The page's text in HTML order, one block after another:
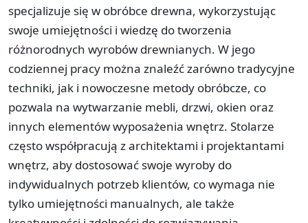
specjalizuje się w obróbce drewna, wykorzystując
swoje umiejętności i wiedzę do tworzenia
różnorodnych wyrobów drewnianych. W jego
codziennej pracy można znaleźć zarówno tradycyjne
techniki, jak i nowoczesne metody obróbcze, co
pozwala na wytwarzanie mebli, drzwi, okien oraz
innych elementów wyposażenia wnętrz. Stolarze
często współpracują z architektami i projektantami
wnętrz, aby dostosować swoje wyroby do
indywidualnych potrzeb klientów, co wymaga nie
tylko umiejętności manualnych, ale także